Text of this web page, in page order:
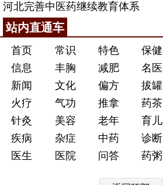
河北完善中医药继续教育体系
站内直通车
首页 常识 特色 保健
信息
丰胸 减肥 名医
新闻
文化 偏方 拔罐
火疗
气功 推拿 药茶
针灸
美容 老年 育儿
疾病
杂症 中药 诊断
医生
医院 问答 药粥